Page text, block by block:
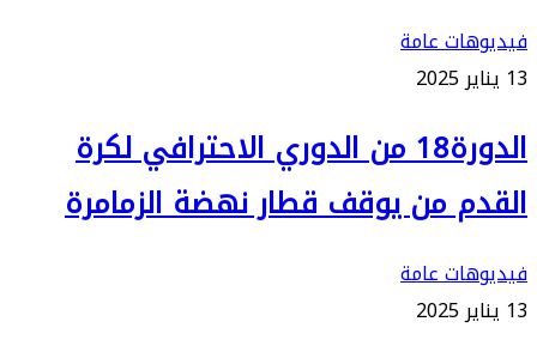
فيديوهات عامة
13 يناير 2025
الدورة18 من الدوري الاحترافي لكرة
القدم من يوقف قطار نهضة الزمامرة
فيديوهات عامة
13 يناير 2025